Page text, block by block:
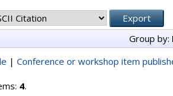
Group by:
| Conference or workshop item
4.